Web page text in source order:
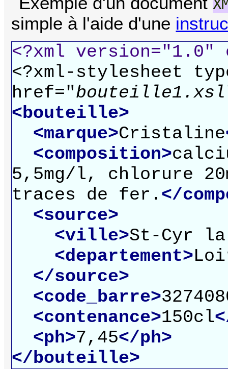
simple à l'aide d'une
<?xml version="1.0"
<?xml-stylesheet
href="bouteille1.xsl
<bouteille>
<marque>Cristaline
<composition>
5,5mg/l, chlorure
traces de fer. </
<source>
<ville>St-Cyr la
<departement>
</source>
<code_barre>
<contenance>150cl
<ph>7,45</ph>
</bouteille>